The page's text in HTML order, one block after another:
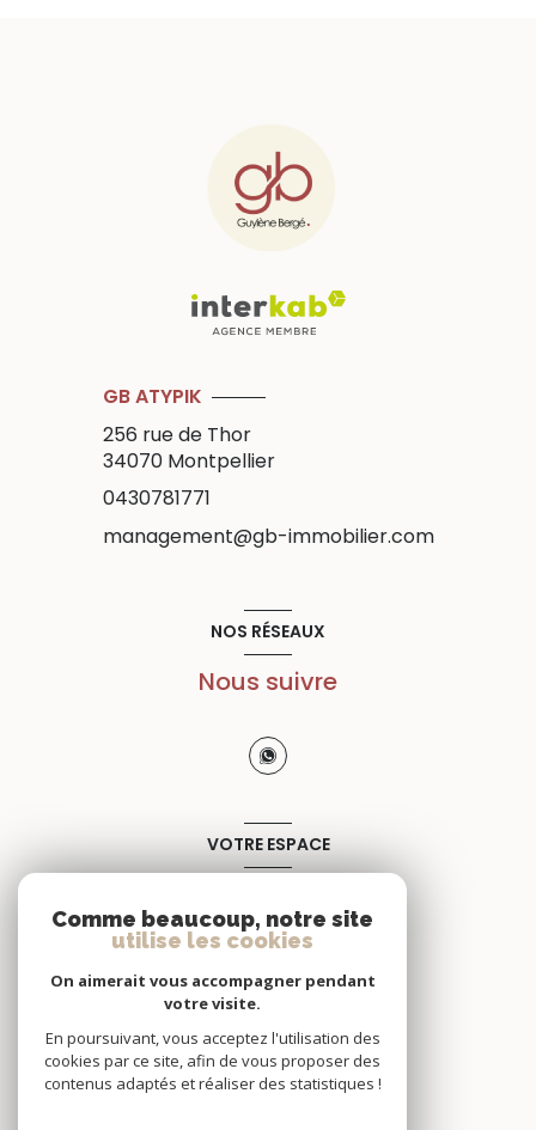
GB ATYPIK
256 rue de Thor
34070 Montpellier
0430781771
management@gb-immobilier.com
NOS RÉSEAUX
Nous suivre
VOTRE ESPACE
SE CONNECTER
Comme beaucoup, notre site
utilise les cookies
On aimerait vous accompagner pendant
votre visite.
En poursuivant, vous acceptez l'utilisation des
cookies par ce site, afin de vous proposer des
contenus adaptés et réaliser des statistiques !